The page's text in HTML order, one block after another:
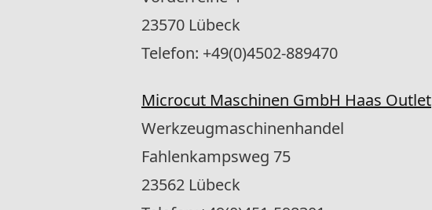
23570 Lübeck
Telefon: +49(0)4502-889470
Microcut Maschinen GmbH Haas Outlet
Werkzeugmaschinenhandel
Fahlenkampsweg 75
23562 Lübeck